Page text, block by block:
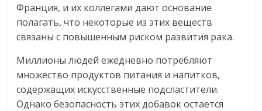
Франция, и их коллегами дают основание
полагать, что некоторые из этих веществ
связаны с повышенным риском развития рака.
Миллионы людей ежедневно потребляют
множество продуктов питания и напитков,
содержащих искусственные подсластители.
Однако безопасность этих добавок остается